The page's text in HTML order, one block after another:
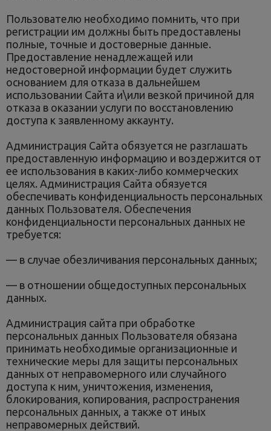
Пользователю необходимо помнить, что при
регистрации им должны быть предоставлены
полные, точные и достоверные данные.
Предоставление ненадлежащей или
недостоверной информации будет служить
основанием для отказа в дальнейшем
использовании Сайта и\или везкой причиной для
отказа в оказании услуги по восстановлению
доступа к заявленному аккаунту.
Администрация Сайта обязуется не разглашать
предоставленную информацию и воздержится от
ее использования в каких-либо коммерческих
целях. Администрация Сайта обязуется
обеспечивать конфиденциальность персональных
данных Пользователя. Обеспечения
конфиденциальности персональных данных не
требуется:
— в случае обезличивания персональных данных;
— в отношении общедоступных персональных
данных.
Администрация сайта при обработке
персональных данных Пользователя обязана
принимать необходимые организационные и
технические меры для защиты персональных
данных от неправомерного или случайного
доступа к ним, уничтожения, изменения,
блокирования, копирования, распространения
персональных данных, а также от иных
неправомерных действий.